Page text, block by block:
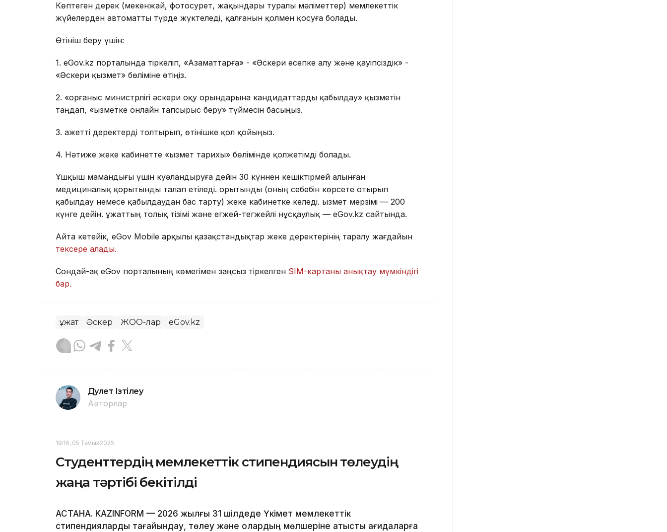
Көптеген дерек (мекенжай, фотосурет, жақындары туралы мәліметтер) мемлекеттік
жүйелерден автоматты түрде жүктеледі, қалғанын қолмен қосуға болады.
Өтініш беру үшін:
1. eGov.kz порталында тіркеліп, «Азаматтарға» - «Әскери есепке алу және қауіпсіздік» -
«Әскери қызмет» бөліміне өтіңіз.
2. «Қорғаныс министрлігі әскери оқу орындарына кандидаттарды қабылдау» қызметін
таңдап, «Қызметке онлайн тапсырыс беру» түймесін басыңыз.
3. Қажетті деректерді толтырып, өтінішке қол қойыңыз.
4. Нәтиже жеке кабинетте «Қызмет тарихы» бөлімінде қолжетімді болады.
Ұшқыш мамандығы үшін куәландыруға дейін 30 күннен кешіктірмей алынған
медициналық қорытынды талап етіледі. Қорытынды (оның себебін көрсете отырып
қабылдау немесе қабылдаудан бас тарту) жеке кабинетке келеді. Қызмет мерзімі — 200
күнге дейін. Құжаттың толық тізімі және егжей-тегжейлі нұсқаулық — eGov.kz сайтында.
Айта кетейік, eGov Mobile арқылы қазақстандықтар жеке деректерінің таралу жағдайын
тексере алады.
Сондай-ақ eGov порталының көмегімен заңсыз тіркелген SIM-картаны анықтау мүмкіндігі
бар.
Құжат Әскер ЖОО-лар eGov.kz
Дәулет Ізтілеу
Авторлар
19:16, 05 Тамыз 2026
Студенттердің мемлекеттік стипендиясын төлеудің
жаңа тәртібі бекітілді
АСТАНА. KAZINFORM — 2026 жылғы 31 шілдеде Үкімет мемлекеттік
стипендияларды тағайындау, төлеу және олардың мөлшеріне қатысты қағидаларға